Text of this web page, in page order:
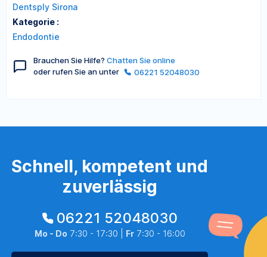
Dentsply Sirona
Kategorie :
Endodontie
Brauchen Sie Hilfe? Chatten Sie online
oder rufen Sie an unter
06221 52048030
Schnell, kompetent und
zuverlässig
06221 52048030
Mo - Do 7:30 - 17:30 | Fr7:30 - 16:00